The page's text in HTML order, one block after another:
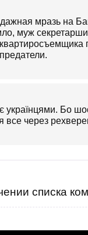
мразь на
муж
українцями. Бо
все через
списка